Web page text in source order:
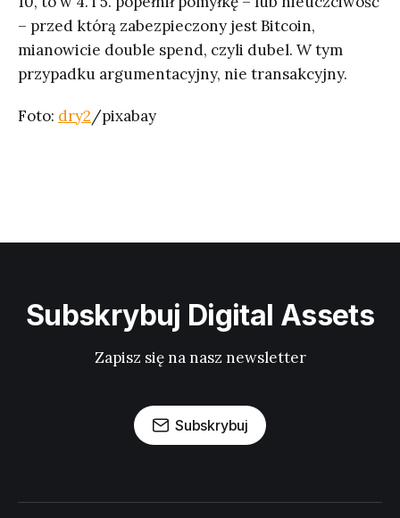
– przed którą zabezpieczony jest Bitcoin,
mianowicie double spend, czyli dubel. W tym
przypadku argumentacyjny, nie transakcyjny.
Foto: dry2/pixabay
Subskrybuj Digital Assets
Zapisz się na nasz newsletter
Subskrybuj